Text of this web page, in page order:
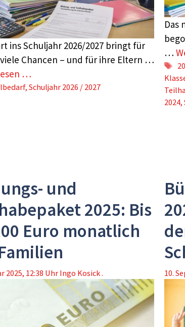
ins Schuljahr 2026/2027 bringt für
Chancen – und für ihre Eltern …
…
, Schuljahr 2026 / 2027
Das
…
2024,
und
2025: Bis
Euro monatlich
2025, 12:38 Uhr Ingo Kosick . 10.